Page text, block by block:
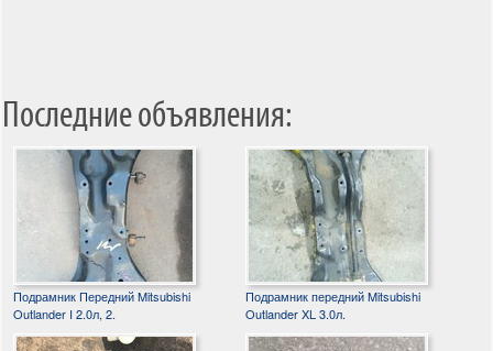
Последние объявления:
Подрамник Передний Mitsubishi
Outlander I 2.0л, 2.
Подрамник передний Mitsubishi
Outlander XL 3.0л.